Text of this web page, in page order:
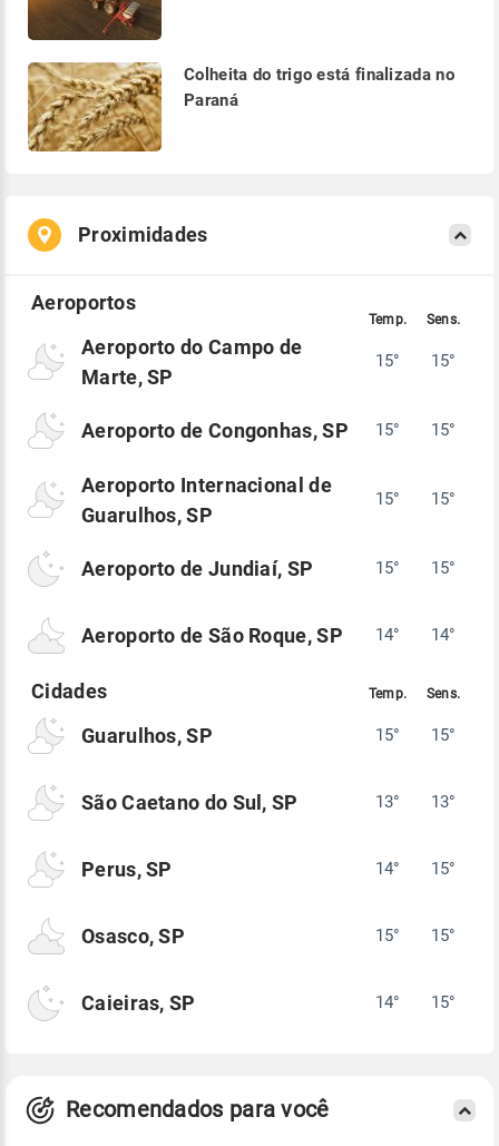
Colheita do trigo está finalizada no
Paraná
Proximidades
Aeroporto do Campo de
Marte, SP
15° 15°
Aeroporto de Congonhas, SP 15° 15°
Aeroporto Internacional de
Guarulhos, SP
15° 15°
Aeroporto de Jundiaí, SP 15° 15°
Aeroporto de São Roque, SP 14° 14°
Guarulhos, SP 15° 15°
São Caetano do Sul, SP 13° 13°
Perus, SP 14° 15°
Osasco, SP 15° 15°
Caieiras, SP 14° 15°
Recomendados para você